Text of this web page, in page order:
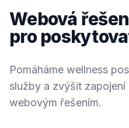
Webová
pro
Pomáháme wellness
služby a zvýšit zapojení
webovým řešením.